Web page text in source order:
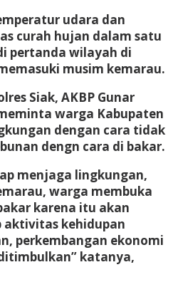
udara dan
curah hujan dalam satu
pertanda wilayah di
musim kemarau.
Siak, AKBP Gunar
warga Kabupaten
dengan cara tidak
dengn cara di bakar.
menjaga lingkungan,
warga membuka
karena itu akan
aktivitas kehidupan
perkembangan ekonomi
katanya,